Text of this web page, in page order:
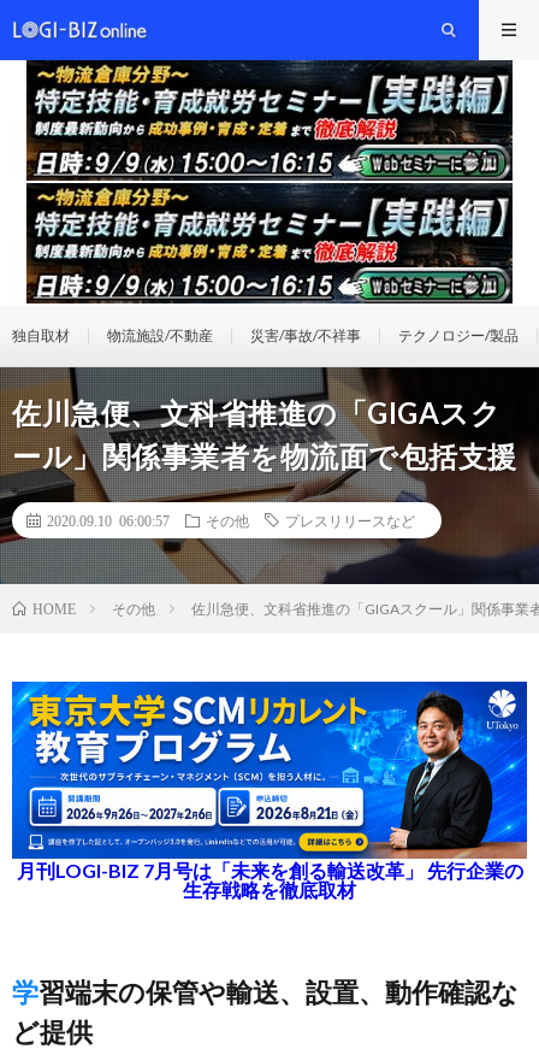
独自取材 物流施設/不動産 災害/事故/不祥事 テクノロジー/製品
佐川急便、文科省推進の「GIGAスク
ール」関係事業者を物流面で包括支援
2020.09.10 06:00:57 その他 プレスリリースなど
HOME その他 佐川急便、文科省推進の「GIGAスクール」関係事業
月刊LOGI-BIZ 7月号は「未来を創る輸送改革」 先行企業の
生存戦略を徹底取材
学習端末の保管や輸送、設置、動作確認な
ど提供